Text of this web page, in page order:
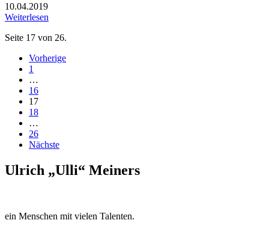
10.04.2019
Weiterlesen
Seite 17 von 26.
Vorherige
1
…
16
17
18
…
26
Nächste
Ulrich „Ulli“ Meiners
ein Menschen mit vielen Talenten.